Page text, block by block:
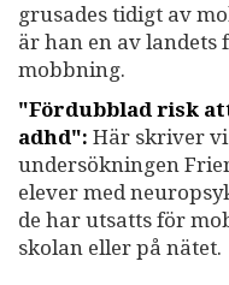
grusades tidigt av
är han en av landets
mobbning.
"Fördubblad risk
adhd": Här skriver
undersökningen
elever med
de har utsatts för
skolan eller på nätet.